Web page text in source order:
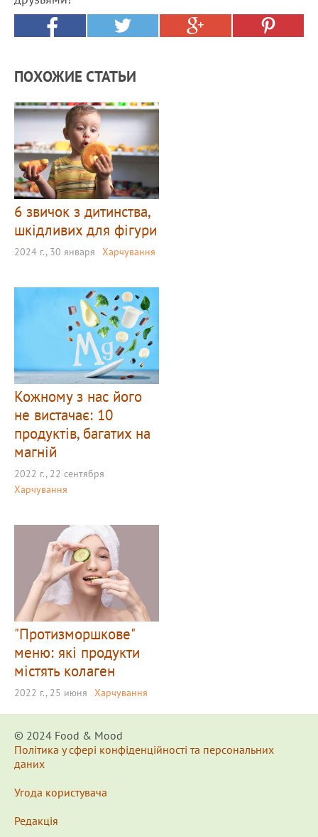
ПОХОЖИЕ СТАТЬИ
6 звичок з дитинства,
шкідливих для фігури
2024 г., 30 января Харчування
Кожному з нас його
не вистачає: 10
продуктів, багатих на
магній
2022 г., 22 сентября
Харчування
"Протизморшкове"
меню: які продукти
містять колаген
2022 г., 25 июня Харчування
© 2024 Food & Мood
Політика у сфері конфіденційності та персональних
даних
Угода користувача
Редакція